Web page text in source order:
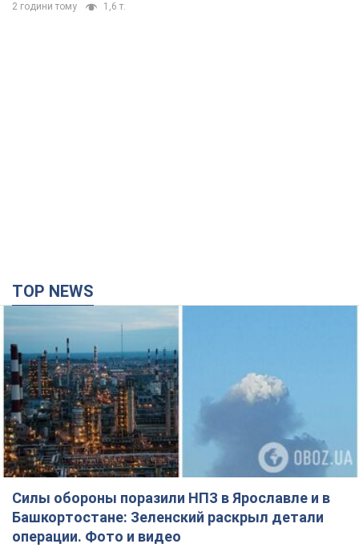
2 години тому 1,6 т.
TOP NEWS
Силы обороны поразили НПЗ в Ярославле и в
Башкортостане: Зеленский раскрыл детали
операции. Фото и видео